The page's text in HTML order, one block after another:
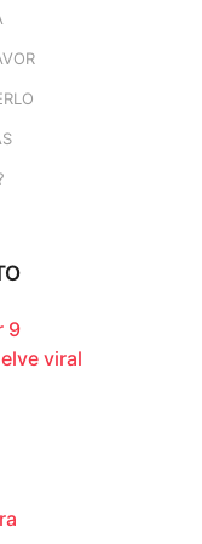
9
viral